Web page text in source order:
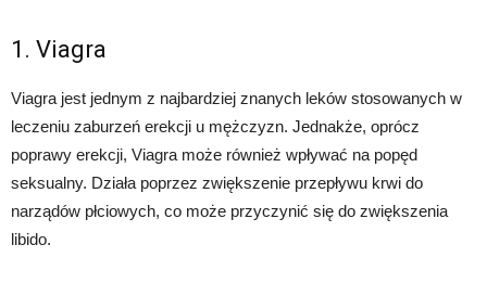
1. Viagra
Viagra jest jednym z najbardziej znanych leków stosowanych w
leczeniu zaburzeń erekcji u mężczyzn. Jednakże, oprócz
poprawy erekcji, Viagra może również wpływać na popęd
seksualny. Działa poprzez zwiększenie przepływu krwi do
narządów płciowych, co może przyczynić się do zwiększenia
libido.